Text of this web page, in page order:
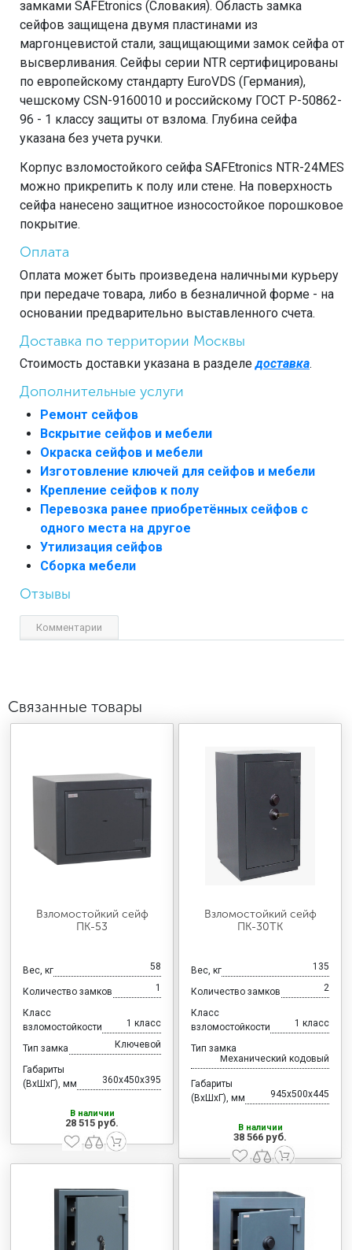
замками SAFEtronics (Словакия). Область замка
сейфов защищена двумя пластинами из
маргонцевистой стали, защищающими замок сейфа от
высверливания. Сейфы серии NTR сертифицированы
по европейскому стандарту EuroVDS (Германия),
чешскому CSN-9160010 и российскому ГОСТ Р-50862-
96 - 1 классу защиты от взлома. Глубина сейфа
указана без учета ручки.
Корпус взломостойкого сейфа SAFEtronics NTR-24MES
можно прикрепить к полу или стене. На поверхность
сейфа нанесено защитное износостойкое порошковое
покрытие.
Оплата
Оплата может быть произведена наличными курьеру
при передаче товара, либо в безналичной форме - на
основании предварительно выставленного счета.
Доставка по территории Москвы
Стоимость доставки указана в разделедоставка.
Дополнительные услуги
Ремонт сейфов
Вскрытие сейфов и мебели
Окраска сейфов и мебели
Изготовление ключей для сейфов и мебели
Крепление сейфов к полу
Перевозка ранее приобретённых сейфов с
одного места на другое
Утилизация сейфов
Сборка мебели
Отзывы
Комментарии
Связанные товары
Взломостойкий сейф
ПК-53
Вес, кг 58
Количество замков 1
Класс
взломостойкости
1 класс
Тип замка Ключевой
Габариты
(ВхШхГ), мм
360x450x395
В наличии
28 515 руб.
Взломостойкий сейф
ПК-30ТК
Вес, кг 135
Количество замков 2
Класс
взломостойкости
1 класс
Тип замка
Механический кодовый
Габариты
(ВхШхГ), мм
945x500x445
В наличии
38 566 руб.